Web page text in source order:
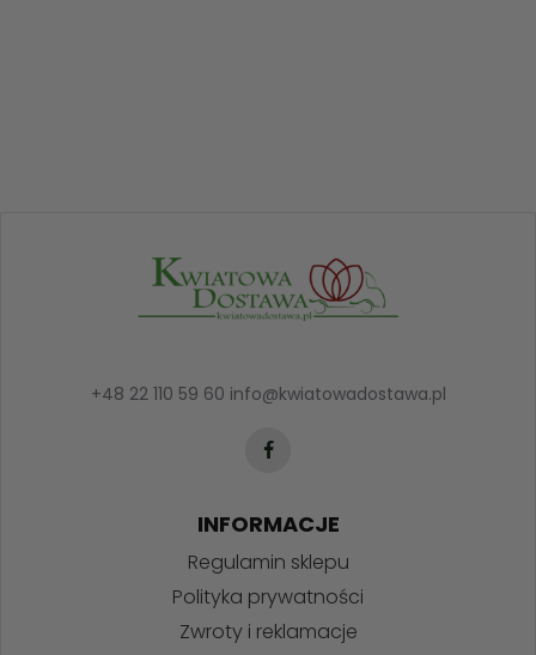
+48 22 110 59 60 info@kwiatowadostawa.pl
INFORMACJE
Regulamin sklepu
Polityka prywatności
Zwroty i reklamacje